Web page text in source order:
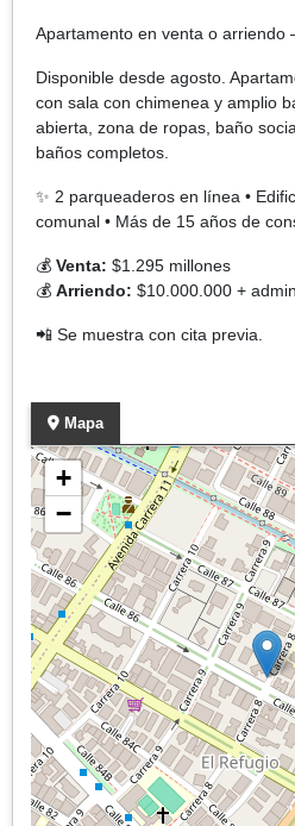
Apartamento en venta o arriendo
Disponible desde agosto.
con sala con chimenea y amplio
abierta, zona de ropas, baño
baños completos.
✨ 2 parqueaderos en línea •
comunal • Más de 15 años de
💰 Venta: $1.295 millones
💰 Arriendo: $10.000.000 +
📲 Se muestra con cita previa.
Mapa
+
−